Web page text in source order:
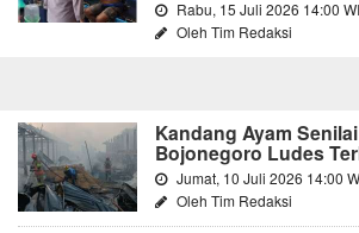
Rabu, 15 Juli 2026 14:00
Oleh Tim Redaksi
Kandang Ayam
Bojonegoro Ludes
Jumat, 10 Juli 2026 14:00
Oleh Tim Redaksi